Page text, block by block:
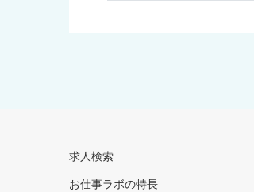
求人検索
お仕事ラボの特長